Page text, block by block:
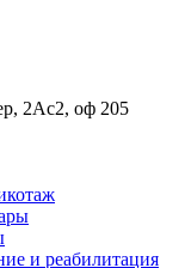
2Ас2, оф 205
и реабилитация